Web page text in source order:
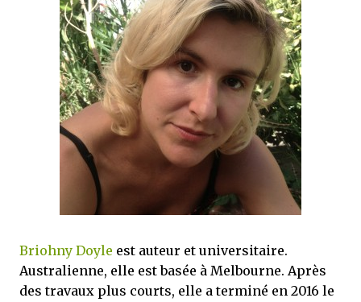
que Thomas connaissait et appréciait Olivier. Marlowe découvre une ville qu’il
ne connaissait pas, habitée par la méfiance, la peur et le rigorisme de la Ligue,
une ville pleine de mystères et de vieilles rancœurs. La Dame d...
Briohny Doyle est auteur et universitaire.
Australienne, elle est basée à Melbourne. Après
des travaux plus courts, elle a terminé en 2016 le